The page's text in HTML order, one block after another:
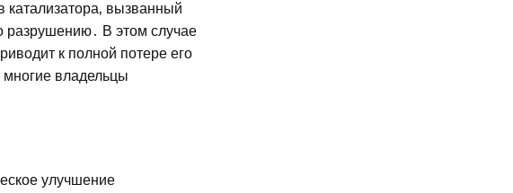
катализатора‚ вызванный
разрушению․ В этом случае
к полной потере его
многие владельцы
улучшение